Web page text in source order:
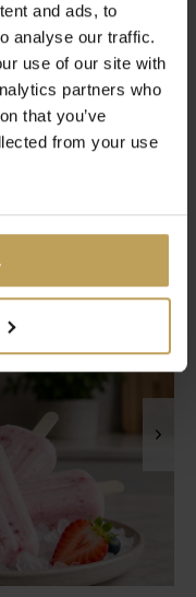
and ads, to
analyse our traffic.
use of our site with
partners who
that you’ve
from your use
Pin it